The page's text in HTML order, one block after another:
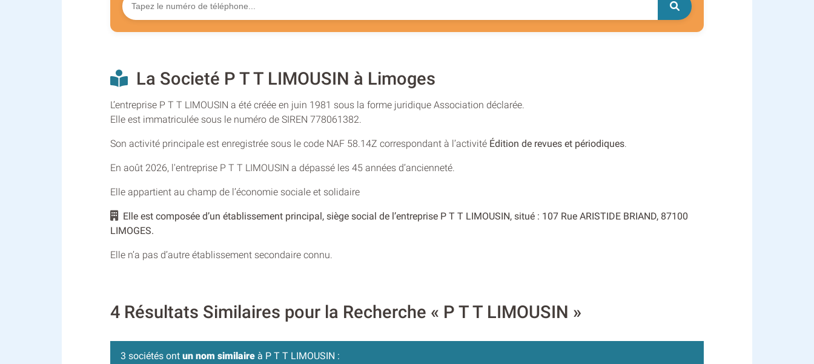
La Societé P T T LIMOUSIN à Limoges
L’entreprise P T T LIMOUSIN a été créée en juin 1981 sous la forme juridique Association déclarée.
Elle est immatriculée sous le numéro de SIREN 778061382.
Son activité principale est enregistrée sous le code NAF 58.14Z correspondant à l’activité Édition de revues et périodiques.
En août 2026, l'entreprise P T T LIMOUSIN a dépassé les 45 années d’ancienneté.
Elle appartient au champ de l’économie sociale et solidaire
Elle est composée d’un établissement principal, siège social de l’entreprise P T T LIMOUSIN, situé : 107 Rue ARISTIDE BRIAND, 87100
LIMOGES.
Elle n’a pas d’autre établissement secondaire connu.
4 Résultats Similaires pour la Recherche « P T T LIMOUSIN »
3 sociétés ont un nom similaire à P T T LIMOUSIN :